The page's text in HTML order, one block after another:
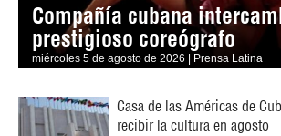
Compañía cubana
prestigioso coreógrafo
miércoles 5 de agosto de 2026 | Prensa Latina
Casa de las Américas de
recibir la cultura en agosto